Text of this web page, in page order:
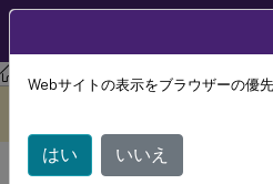
Profile Management Profile
Profile
ドメインおよびフォ
Webサイトの表示をブラウザーの優
はい いいえ